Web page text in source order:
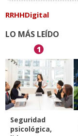
RRHHDigital
LO MÁS LEÍDO
1
Seguridad
psicológica,